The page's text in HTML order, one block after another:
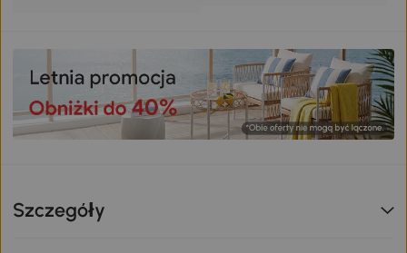
Szczegóły